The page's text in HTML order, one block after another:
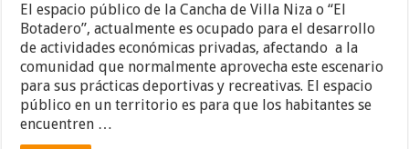
El espacio público de la Cancha de Villa Niza o “El
Botadero”, actualmente es ocupado para el desarrollo
de actividades económicas privadas, afectando a la
comunidad que normalmente aprovecha este escenario
para sus prácticas deportivas y recreativas. El espacio
público en un territorio es para que los habitantes se
encuentren …